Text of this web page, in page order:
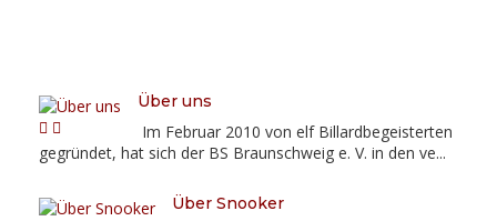
Über uns
Im Februar 2010 von elf Billardbegeisterten
gegründet, hat sich der BS Braunschweig e. V. in den ve...
Über Snooker